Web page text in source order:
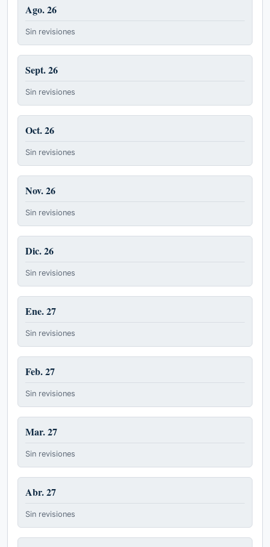
Ago. 26
Sin revisiones
Sept. 26
Sin revisiones
Oct. 26
Sin revisiones
Nov. 26
Sin revisiones
Dic. 26
Sin revisiones
Ene. 27
Sin revisiones
Feb. 27
Sin revisiones
Mar. 27
Sin revisiones
Abr. 27
Sin revisiones